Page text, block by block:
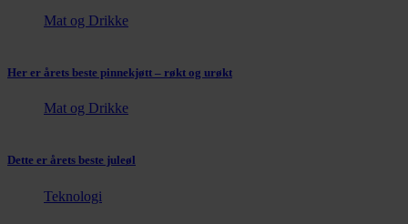
Mat og Drikke
Her er årets beste pinnekjøtt – røkt og urøkt
Mat og Drikke
Dette er årets beste juleøl
Teknologi